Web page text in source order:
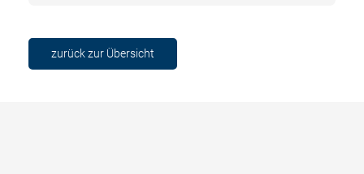
zurück zur Übersicht